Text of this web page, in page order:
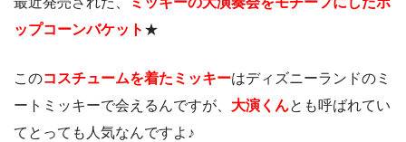
ップコーンバケット ★
このコスチュームを着たミッキーはディズニーランドのミ
ートミッキーで会えるんですが、 大演くんとも呼ばれてい
てとっても人気なんですよ♪